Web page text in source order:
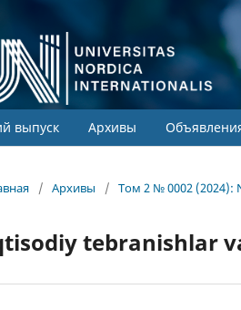
выпуск Архивы
/ Архивы / Том 2 № 0002 (2024):
tebranishlar